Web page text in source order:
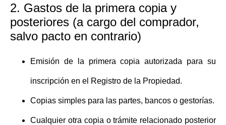
2. Gastos de la primera copia y
posteriores (a cargo del comprador,
salvo pacto en contrario)
Emisión de la primera copia autorizada para su
inscripción en el Registro de la Propiedad.
Copias simples para las partes, bancos o gestorías.
Cualquier otra copia o trámite relacionado posterior